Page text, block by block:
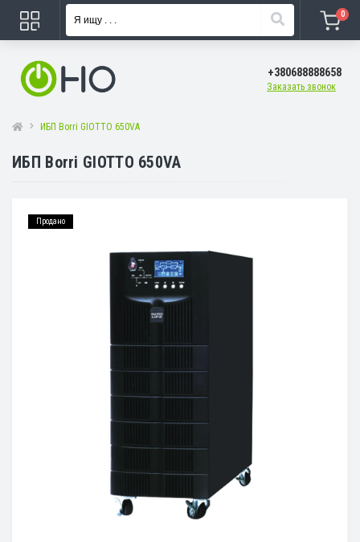
0
+380688888658
Заказать звонок
ИБП Borri GIOTTO 650VA
ИБП Borri GIOTTO 650VA
Продано